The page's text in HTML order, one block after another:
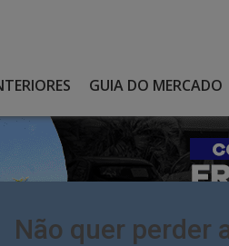
GUIA DO MERCADO
Não quer perder